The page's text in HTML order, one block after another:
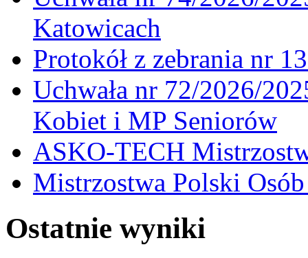
Katowicach
Protokół z zebrania nr
Uchwała nr 72/2026/
Kobiet i MP Seniorów
ASKO-TECH
Mistrzostwa Polski
Ostatnie wyniki